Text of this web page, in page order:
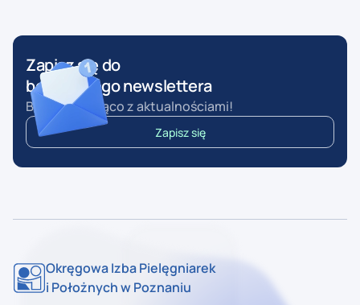
Zapisz się do
bezpłatnego newslettera
Bądź na bieżąco z aktualnościami!
Zapisz się
Okręgowa Izba Pielęgniarek
i Położnych w Poznaniu